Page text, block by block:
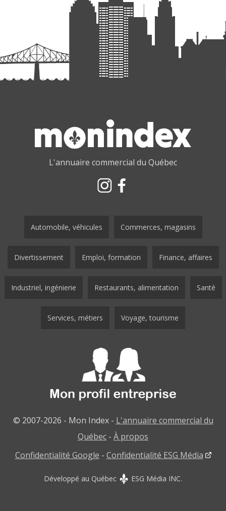
L'annuaire commercial du Québec
Automobile, véhicules Commerces, magasins
Divertissement Emploi, formation Finance, affaires
Industriel, ingénierie Restaurants, alimentation Santé
Services, métiers Voyage, tourisme
© 2007-2026 - Mon Index - L'annuaire commercial du
Québec - À propos
Confidentialité Google - Confidentialité ESG Média
Développé au Québec ESG Média INC.